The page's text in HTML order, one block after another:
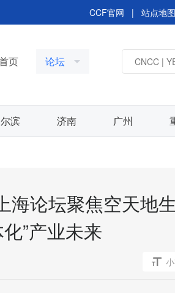
CCF官网 | 站点地图
页 论坛
滨 济南 广州
海论坛聚焦空天地生
”产业未来